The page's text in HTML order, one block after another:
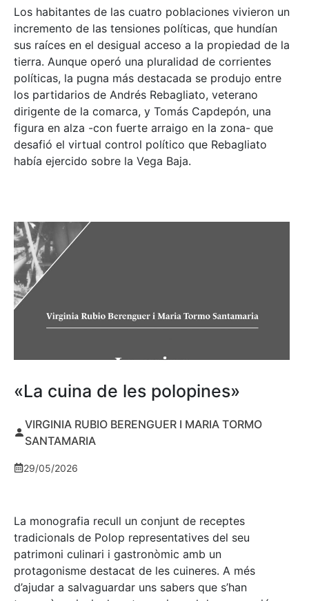
Los habitantes de las cuatro poblaciones vivieron un
incremento de las tensiones políticas, que hundían
sus raíces en el desigual acceso a la propiedad de la
tierra. Aunque operó una pluralidad de corrientes
políticas, la pugna más destacada se produjo entre
los partidarios de Andrés Rebagliato, veterano
dirigente de la comarca, y Tomás Capdepón, una
figura en alza -con fuerte arraigo en la zona- que
desafió el virtual control político que Rebagliato
había ejercido sobre la Vega Baja.
«La cuina de les polopines»
VIRGINIA RUBIO BERENGUER I MARIA TORMO
SANTAMARIA
29/05/2026
La monografia recull un conjunt de receptes
tradicionals de Polop representatives del seu
patrimoni culinari i gastronòmic amb un
protagonisme destacat de les cuineres. A més
d’ajudar a salvaguardar uns sabers que s’han